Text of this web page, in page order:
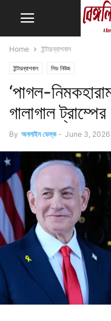
Home ইন্টারন্যাশনাল
ইন্টারন্যাশনাল লিড নিউজ
‘পাগল-
গালাগাল ট্রাম্পের
By অনলাইন ডেস্ক - June 3, 2026